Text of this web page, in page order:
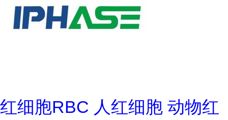
红细胞RBC 人红细胞 动物红